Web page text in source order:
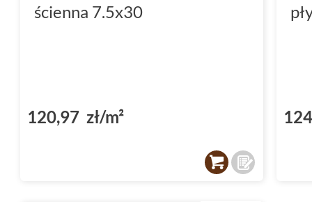
ścienna 7.5x30
120,97 zł/m²